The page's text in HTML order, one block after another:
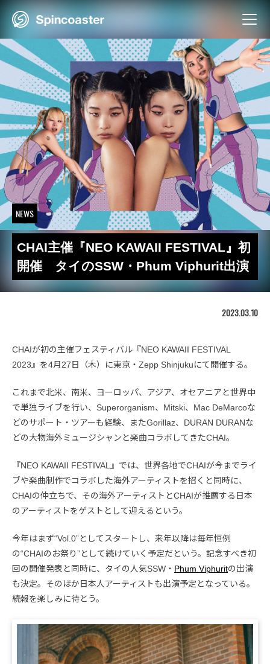
Skip
NEWS
CHAI主催『NEO KAWAII FESTIVAL』初
開催 タイのSSW・Phum Viphurit出演
2023.03.10
CHAIが初の主催フェスティバル『NEO KAWAII FESTIVAL
2023』を4月27日（木）に東京・Zepp Shinjukuにて開催する。
これまで北米、南米、ヨーロッパ、アジア、オセアニアと世界中
で単独ライブを行い、Superorganism、Mitski、Mac DeMarcoな
どのサポート・ツアーも経験、またGorillaz、DURAN DURANな
どの大物海外ミュージシャンと楽曲コラボしてきたCHAI。
『NEO KAWAII FESTIVAL』では、世界各地でCHAIが今までライ
ブや楽曲制作でコラボした海外アーティストを招くと同時に、
CHAIの仲立ちで、その海外アーティストとCHAIが推薦する日本
のアーティストをゲストとして迎えるという。
今年はまず“Vol.0”としてスタートし、来年以降は毎年恒例
の“CHAIのお祭り”として続けていく予定だという。記念すべき初
回の開催発表と同時に、タイの人気SSW・ Phum Viphuritの出演
も決定。そのほか日本人アーティストも出演予定となっている。
続報を楽しみに待とう。